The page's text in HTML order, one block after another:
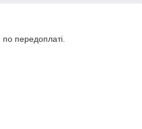
по передоплаті.